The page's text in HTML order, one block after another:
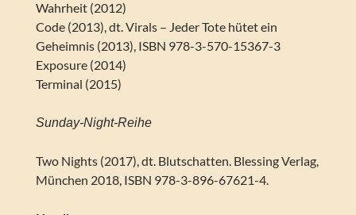
Wahrheit (2012)
Code (2013), dt. Virals – Jeder Tote hütet ein
Geheimnis (2013), ISBN 978-3-570-15367-3
Exposure (2014)
Terminal (2015)
Sunday-Night-Reihe
Two Nights (2017), dt. Blutschatten. Blessing Verlag,
München 2018, ISBN 978-3-896-67621-4.